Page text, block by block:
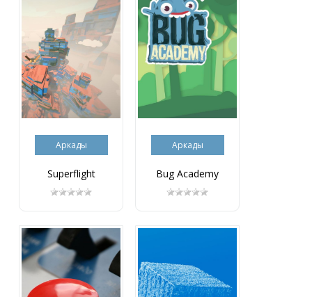
Аркады
Superflight
Аркады
Bug Academy